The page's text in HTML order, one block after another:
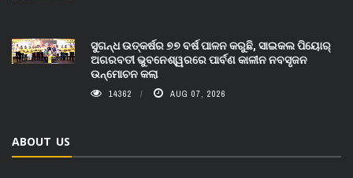
ସୁଗନ୍ଧ ଉତ୍କର୍ଷର ୭୭ ବର୍ଷ ପାଳନ କରୁଛି, ସାଇକଲ ପିୟୋର୍‌
ଅଗରବତୀ ଭୁବନେଶ୍ୱରରେ ପାର୍ବଣ କାଳୀନ ନବସୃଜନ
ଉନ୍ମୋଚନ କଲା
14362 AUG 07, 2026
ABOUT US